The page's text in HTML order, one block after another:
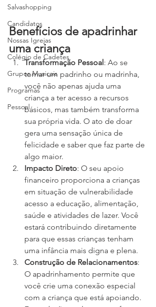
Salvashopping
Candidatos
Nossas Igrejas
Colégio de Cadetes
Grupos Musicais
Programas
Pessoal
Benefícios de apadrinhar
uma criança
Transformação Pessoal: Ao se
tornar um padrinho ou madrinha,
você não apenas ajuda uma
criança a ter acesso a recursos
básicos, mas também transforma
sua própria vida. O ato de doar
gera uma sensação única de
felicidade e saber que faz parte de
algo maior.
Impacto Direto: O seu apoio
financeiro proporciona a crianças
em situação de vulnerabilidade
acesso a educação, alimentação,
saúde e atividades de lazer. Você
estará contribuindo diretamente
para que essas crianças tenham
uma infância mais digna e plena.
Construção de Relacionamentos:
O apadrinhamento permite que
você crie uma conexão especial
com a criança que está apoiando.